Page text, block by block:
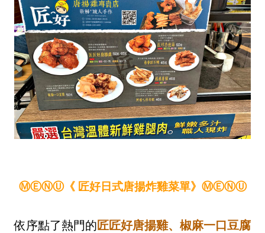
ⓂⒺⓃⓊ《 匠好日式唐揚炸雞菜單》 ⓂⒺⓃⓊ
依序點了熱門的匠匠好唐揚雞、椒麻一口豆腐